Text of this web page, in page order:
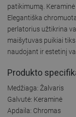
patikimumą.
Elegantiška
perlatorius užtikrina
maišytuvas puikiai
naudojant ir estetinį
Produkto
Medžiaga: Žalvaris
Galvutė: Keraminė
Apdaila: Chromas